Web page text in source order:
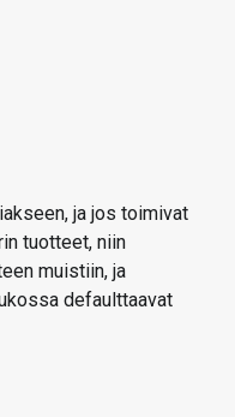
ja jos toimivat
tuotteet, niin
muistiin, ja
defaulttaavat